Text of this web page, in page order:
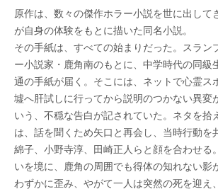
原作は、数々の傑作ホラー⼩説を世に出して
が⾃⾝の体験をもとに描いた同名⼩説。
その手紙は、すべての始まりだった。スラン
ー小説家・鹿角南のもとに、中学時代の同級
通の手紙が届く。そこには、ネットで心霊ス
墟へ肝試しに行ってから説明のつかない異変
いう、不穏な告白が記されていた。ネタを拾
は、話を聞くため矢口と再会し、当時行動を
綿子、小野寺淳、田崎正人らと顔を合わせる
いを境に、鹿角の周囲でも得体の知れない影
わずかに歪み、やがて一人は突然の死を迎え